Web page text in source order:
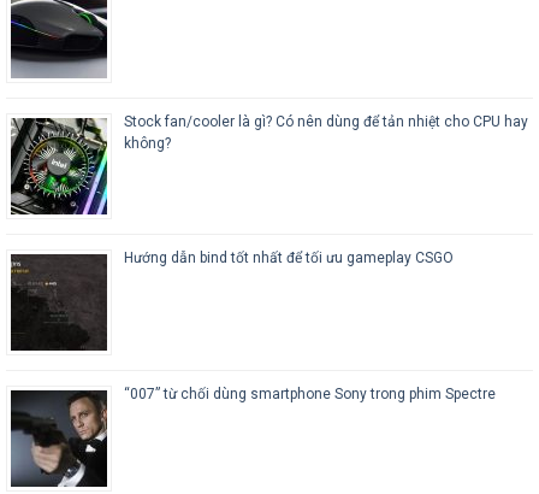
Stock fan/cooler là gì? Có nên dùng để tản nhiệt cho CPU hay
không?
Hướng dẫn bind tốt nhất để tối ưu gameplay CSGO
“007” từ chối dùng smartphone Sony trong phim Spectre